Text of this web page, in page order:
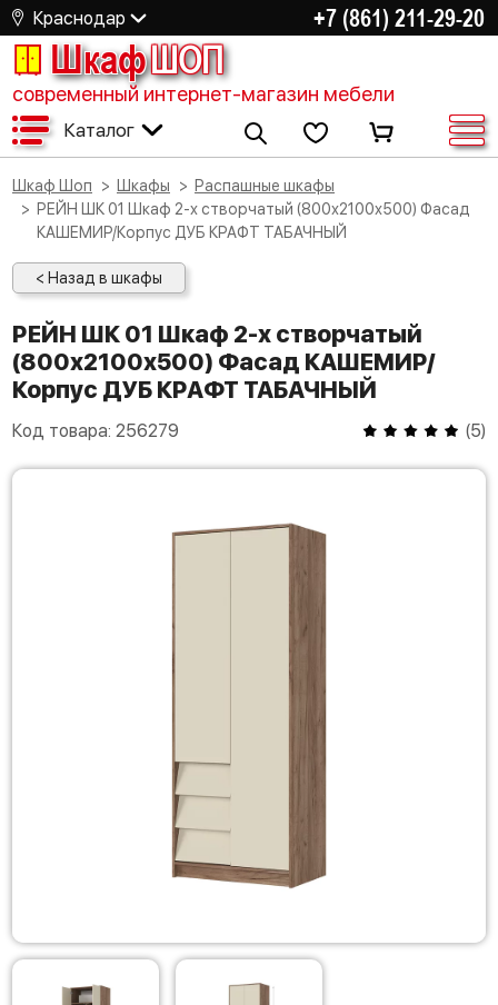
Краснодар +7 (861) 211-29-20
ШкафШОП
современный интернет-магазин мебели
Каталог
Шкаф Шоп Шкафы
Распашные шкафы
РЕЙН ШК 01 Шкаф 2-х створчатый (800х2100х500) Фасад
КАШЕМИР/Корпус ДУБ КРАФТ ТАБАЧНЫЙ
< Назад в шкафы
РЕЙН ШК 01 Шкаф 2-х створчатый
(800х2100х500) Фасад КАШЕМИР/
Корпус ДУБ КРАФТ ТАБАЧНЫЙ
Код товара: 256279 (5)